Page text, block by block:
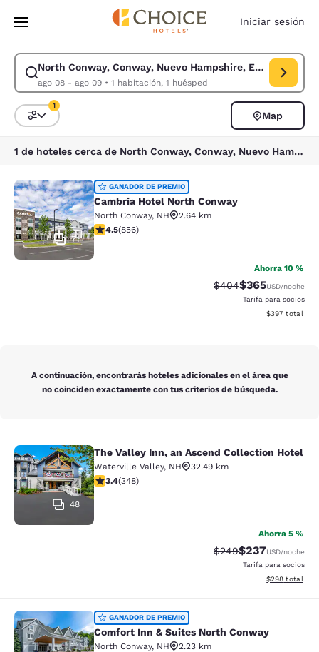
Pasar A Contenido Principal
Iniciar sesión
North Conway, Conway, Nuevo Hampshire, EE. UU.
ago 08 - ago 09• 1 habitación, 1 huésped
Modificar la búsqueda de North Conway, Conway, Nuevo Hampshire,
Ordenar y filtrar
1
Map
1 de hoteles cerca de North Conway, Conway, Nuevo Hampshire, EE. UU. coinciden con tus filtros
Cambria Hotel North Conway
71
GANADOR DE PREMIO
Cambria Hotel North Conway
North Conway, NH
2.64 km
calificación de 4.52 estrellas. Excelente. 856 reseñas
4.5(856)
Ahorra 10 %
Precio tachado:
$404Precio con
$365USD/noche
Tarifa para socios
Ver detalles
$397 total
A continuación, encontrarás hoteles adicionales en el área que
no coinciden exactamente con tus criterios de búsqueda.
The Valley Inn, an Ascend
48
The Valley Inn, an Ascend Collection Hotel
Waterville Valley, NH
32.49 km
calificación de 3.44 estrellas. Bueno. 348 reseñas
3.4(348)
Ahorra 5 %
Precio tachado:
$249Precio con
$237USD/noche
Tarifa para socios
Ver detalles
$298 total
Comfort Inn & Suites North Conway
GANADOR DE PREMIO
Comfort Inn & Suites North Conway
North Conway, NH
2.23 km